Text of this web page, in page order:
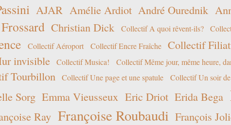
AJAR Amélie Ardiot André Ourednik
Christian Dick Collectif A quoi rêvent-ils?
Collectif Aéroport Collectif Encre Fraîche Collectif
invisible Collectif Musica! Collectif Même jour, même heure,
Tourbillon
Collectif Une page et une spatule Collectif Un soir
Sorg Emma Vieusseux Eric Driot Erida Bega
Ray Françoise Roubaudi François